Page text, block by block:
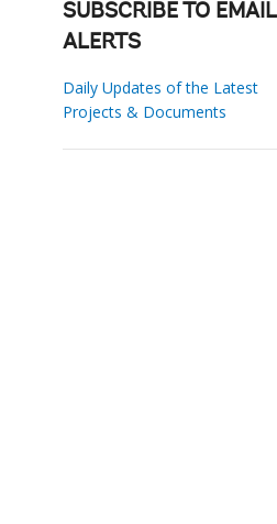
SUBSCRIBE TO EMAIL
ALERTS
Daily Updates of the Latest
Projects & Documents